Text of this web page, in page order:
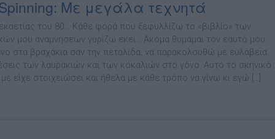
Με μεγάλα τεχνητά
του 80… Κάθε φορά που ξεφυλλίζω το «βιβλίο» των
µου αναµνήσεων γυρίζω εκεί… Ακόµα θυµάµαι τον εαυτό µου
στα βραχάκια σαν την πεταλίδα, να παρακολουθώ µε ευλάβεια
των λαυρακιών και των κοκαλιών στο γόνο. Αυτό το σκηνικό
είχε στοιχειώσει και ήθελα µε κάθε τρόπο να γίνω κι εγώ […]